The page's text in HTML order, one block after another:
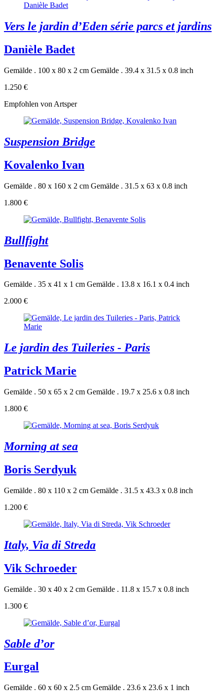
Vers le jardin d’Eden série parcs et jardins
Danièle Badet
Gemälde . 100 x 80 x 2 cm Gemälde . 39.4 x 31.5 x 0.8 inch
1.250 €
Empfohlen von Artsper
Suspension Bridge
Kovalenko Ivan
Gemälde . 80 x 160 x 2 cm Gemälde . 31.5 x 63 x 0.8 inch
1.800 €
Bullfight
Benavente Solis
Gemälde . 35 x 41 x 1 cm Gemälde . 13.8 x 16.1 x 0.4 inch
2.000 €
Le jardin des Tuileries - Paris
Patrick Marie
Gemälde . 50 x 65 x 2 cm Gemälde . 19.7 x 25.6 x 0.8 inch
1.800 €
Morning at sea
Boris Serdyuk
Gemälde . 80 x 110 x 2 cm Gemälde . 31.5 x 43.3 x 0.8 inch
1.200 €
Italy, Via di Streda
Vik Schroeder
Gemälde . 30 x 40 x 2 cm Gemälde . 11.8 x 15.7 x 0.8 inch
1.300 €
Sable d’or
Eurgal
Gemälde . 60 x 60 x 2.5 cm Gemälde . 23.6 x 23.6 x 1 inch